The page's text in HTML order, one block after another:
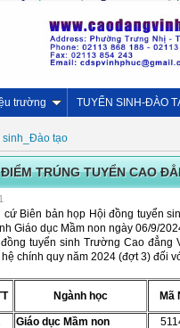
trường TUYỂN SINH-ĐÀO
sinh_Đào tạo
TRÚNG TUYỂN CAO
cứ Biên bản họp Hội đồng tuyển
Giáo dục Mầm non ngày 06/9/
đồng tuyển sinh Trường Cao
chính quy năm 2024 (đợt 3) đối
Ngành học Mã
Giáo dục Mầm non